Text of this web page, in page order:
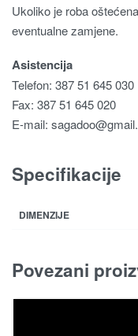
Ukoliko je roba
eventualne zamjene.
Asistencija
Telefon: 387 51 645 030
Fax: 387 51 645 020
E-mail:
Specifikacije
DIMENZIJE
Povezani